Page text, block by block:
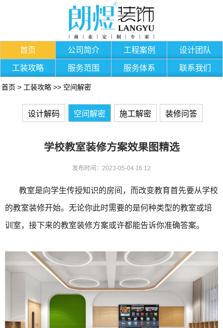
首页 公司简介 工程案例 设计团队
工装攻略 服务范围 服务体系 联系我们
首页 > 工装攻略 >> 空间解密
设计解码 空间解密 施工解密 装修问答
学校教室装修方案效果图精选
发布时间：2023-05-04 16:12
教室是向学生传授知识的房间，而改变教育首先要从学校
的教室装修开始。无论你此时需要的是何种类型的教室或培
训室，接下来的教室装修方案或许都能告诉你准确答案。